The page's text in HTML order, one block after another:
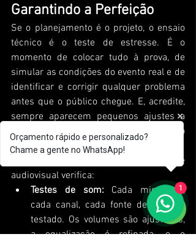
Garantindo a Perfeição
Se o planejamento é o projeto, o ensaio
técnico é o teste de estresse. É o
momento de colocar tudo à prova, de
simular as condições do evento real e de
identificar e corrigir qualquer problema
antes que o público chegue. E, acredite,
sempre aparecem pequenos ajustes a
serem feitos. É para isso que serve o
ensaio!
Durante o ensaio, a equipe de
audiovisual verifica:
Testes de som: Cada microfone,
cada canal, cada fonte de áudio é
testado. Os volumes são ajustados,
a equalização é refinada, e o
Orçamento rápido e personalizado?
Chame a gente no WhatsApp!
1